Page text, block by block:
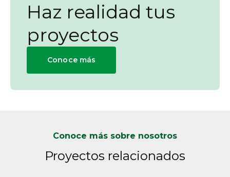
Haz realidad tus
proyectos
Conoce más
Conoce más sobre nosotros
Proyectos relacionados